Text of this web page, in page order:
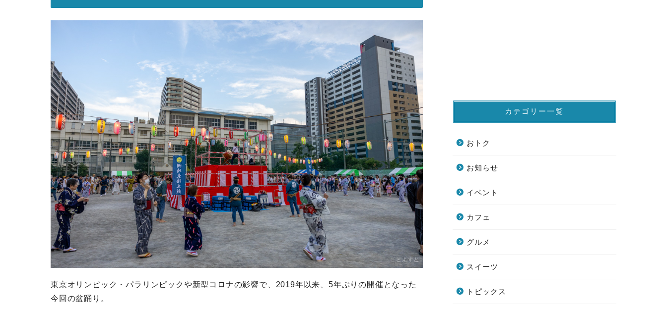
東京オリンピック・パラリンピックや新型コロナの影響で、2019年以来、5年ぶりの開催となった
今回の盆踊り。
カテゴリー一覧
おトク
お知らせ
イベント
カフェ
グルメ
スイーツ
トピックス